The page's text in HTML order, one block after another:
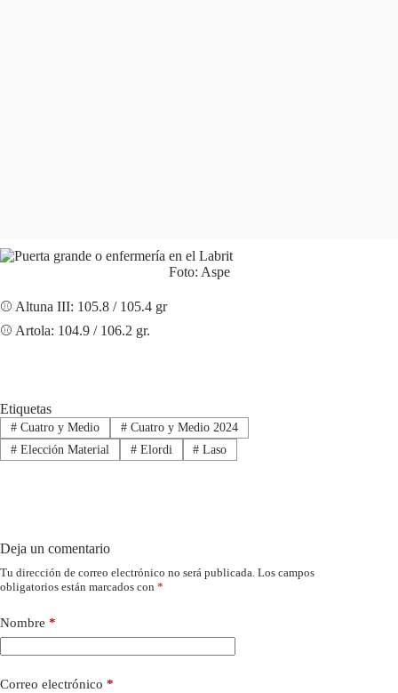
Foto: Aspe
⚾ Altuna III: 105.8 / 105.4 gr
⚾ Artola: 104.9 / 106.2 gr.
Etiquetas
#Cuatro y Medio #Cuatro y Medio 2024
#Elección Material #Elordi # Laso
Deja un comentario
Tu dirección de correo electrónico no será publicada. Los campos
obligatorios están marcados con *
Nombre *
Correo electrónico *